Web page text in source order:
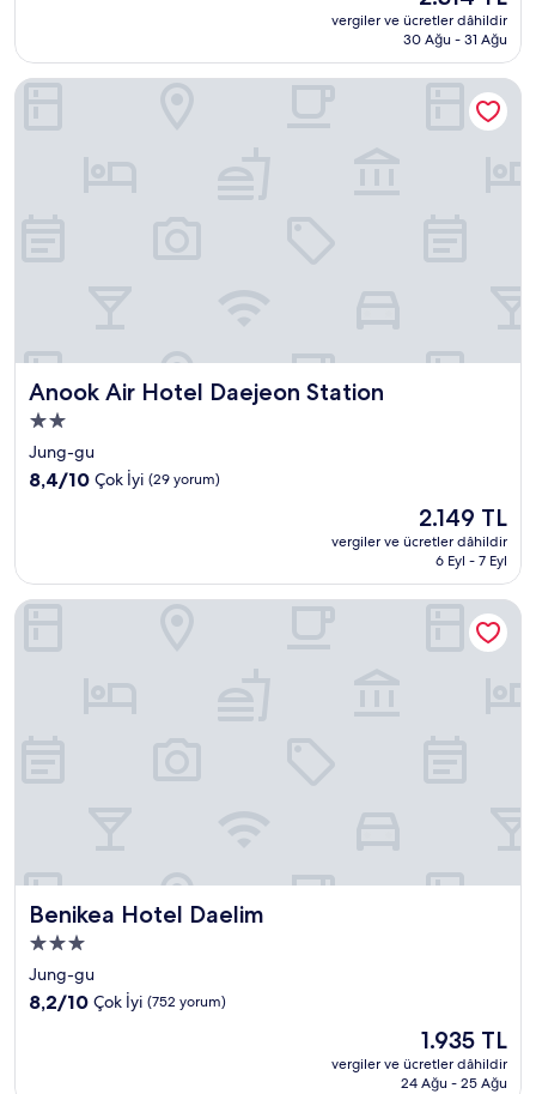
yorum)
fiyat:
2.314 TL
vergiler ve ücretler dâhildir
30 Ağu - 31 Ağu
Anook Air Hotel Daejeon Station
Anook Air Hotel Daejeon Station
2.0
yıldızlı
konaklama
Jung-gu
10
(29
yorum)
8,4/10 Çok İyi (29 yorum)
Güncel
fiyat:
2.149 TL
2.149 TL
vergiler ve ücretler dâhildir
6 Eyl - 7 Eyl
Anook Air Hotel Daejeon Station
Benikea Hotel Daelim
Benikea Hotel Daelim
3.0
yıldızlı
konaklama
yeri
Jung-gu
10
8,2/10 Çok İyi (752 yorum)
Güncel
fiyat:
1.935 TL
1.935 TL
vergiler ve ücretler dâhildir
24 Ağu - 25 Ağu
Benikea Hotel Daelim